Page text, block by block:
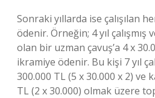
Sonraki yıllarda ise çalışılan
ödenir. Örneğin; 4 yıl çalışmış
olan bir uzman çavuş’a 4 x
ikramiye ödenir. Bu kişi 7 yıl
300.000 TL (5 x 30.000 x 2) ve
TL (2 x 30.000) olmak üzere